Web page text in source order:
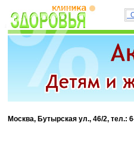
Москва, Бутырская ул., 46/2, тел.: